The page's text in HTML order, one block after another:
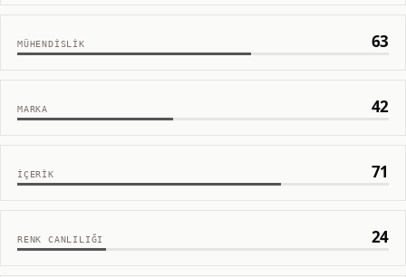
MÜHENDISLIK 63
MARKA 42
İÇERIK 71
RENK CANLILIĞI 24